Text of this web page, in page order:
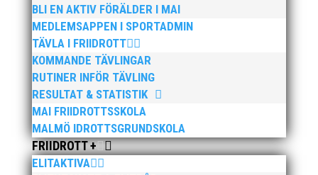
BLI EN AKTIV FÖRÄLDER I MAI
MEDLEMSAPPEN I SPORTADMIN
TÄVLA I FRIIDROTT
KOMMANDE TÄVLINGAR
RUTINER INFÖR TÄVLING
RESULTAT & STATISTIK
MAI FRIIDROTTSSKOLA
MALMÖ IDROTTSGRUNDSKOLA
FRIIDROTT +
ELITAKTIVA